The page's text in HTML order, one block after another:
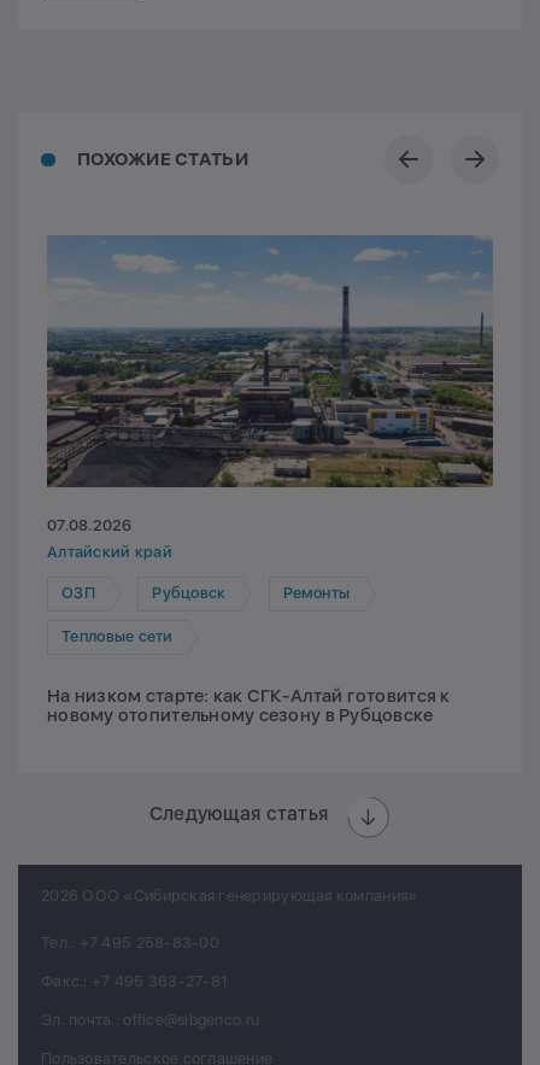
ПОХОЖИЕ СТАТЬИ
07.08.2026
Алтайский край
ОЗП Рубцовск Ремонты
Тепловые сети
На низком старте: как СГК-Алтай готовится к
новому отопительному сезону в Рубцовске
Следующая статья
2026 ООО «Сибирская генерирующая компания»
Тел.: +7 495 258-83-00
Факс.: +7 495 363-27-81
Эл. почта.: office@sibgenco.ru
Пользовательское соглашение